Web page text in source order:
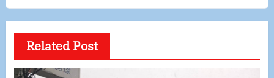
Related Post